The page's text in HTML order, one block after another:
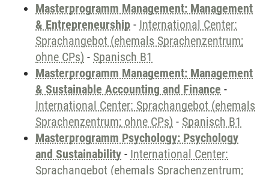
Masterprogramm Management: Management
& Entrepreneurship - International Center:
Sprachangebot (ehemals Sprachenzentrum;
ohne CPs) - Spanisch B1
Masterprogramm Management: Management
& Sustainable Accounting and Finance -
International Center: Sprachangebot (ehemals
Sprachenzentrum; ohne CPs) - Spanisch B1
Masterprogramm Psychology: Psychology
and Sustainability - International Center:
Sprachangebot (ehemals Sprachenzentrum;